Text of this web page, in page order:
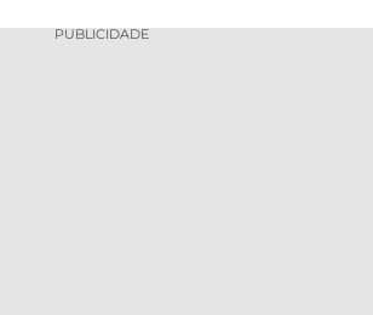
PUBLICIDADE